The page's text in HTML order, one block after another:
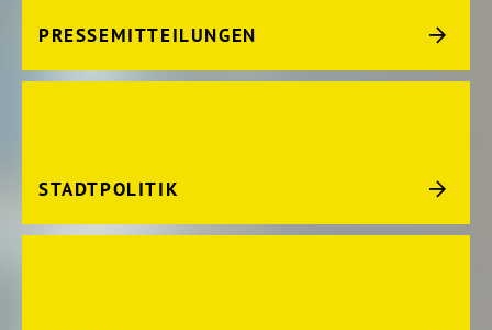
PRESSEMITTEILUNGEN
STADTPOLITIK